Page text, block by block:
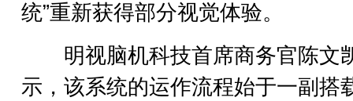
统”重新获得部分视觉体验。
明视脑机科技首席商务官陈文
示，该系统的运作流程始于一副搭